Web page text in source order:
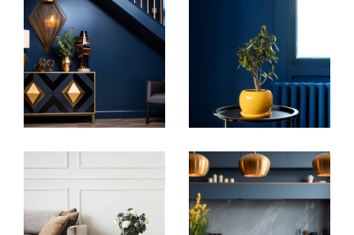
Notre vaste sélection de biens immobiliers à vendre
couvre une variété de goûts et de budgets. Nous
nous engageons à vous offrir un service
personnalisé pour vous accompagner à chaque
étape de votre projet d'achat immobilier.
Si la location est votre préférence, explorez nos
biens immobiliers disponibles à la location en Alsace.
Que vous recherchiez un appartement spacieux ou